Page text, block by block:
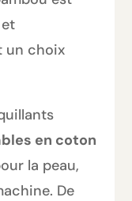
un choix
en coton
la peau,
De